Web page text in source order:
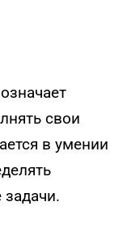
свои
в умении